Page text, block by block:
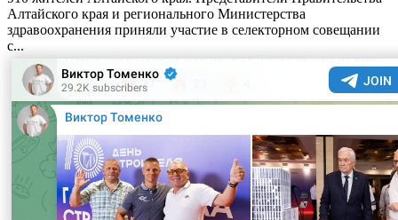
Алтайского края и регионального Министерства
здравоохранения приняли участие в селекторном совещании
с...